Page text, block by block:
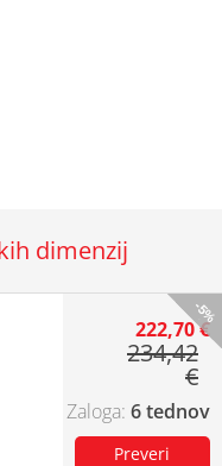
dimenzij
-5%
222,70 €
234,42
€
6 tednov